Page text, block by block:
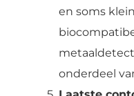
en soms
onderdeel